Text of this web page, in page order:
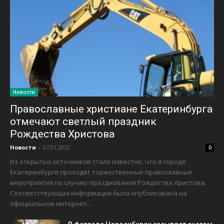
Новости
Православные христиане Екатеринбурга
отмечают светлый праздник
Рождества Христова
Новости - 07.01.2022 0
Из открытых источников стало известно, что в городе
Екатеринбурге проходят торжественные православные
мероприятия по случаю празднования Рождества Христова.
Соответствующая информация была опубликована на
официальном интернет...